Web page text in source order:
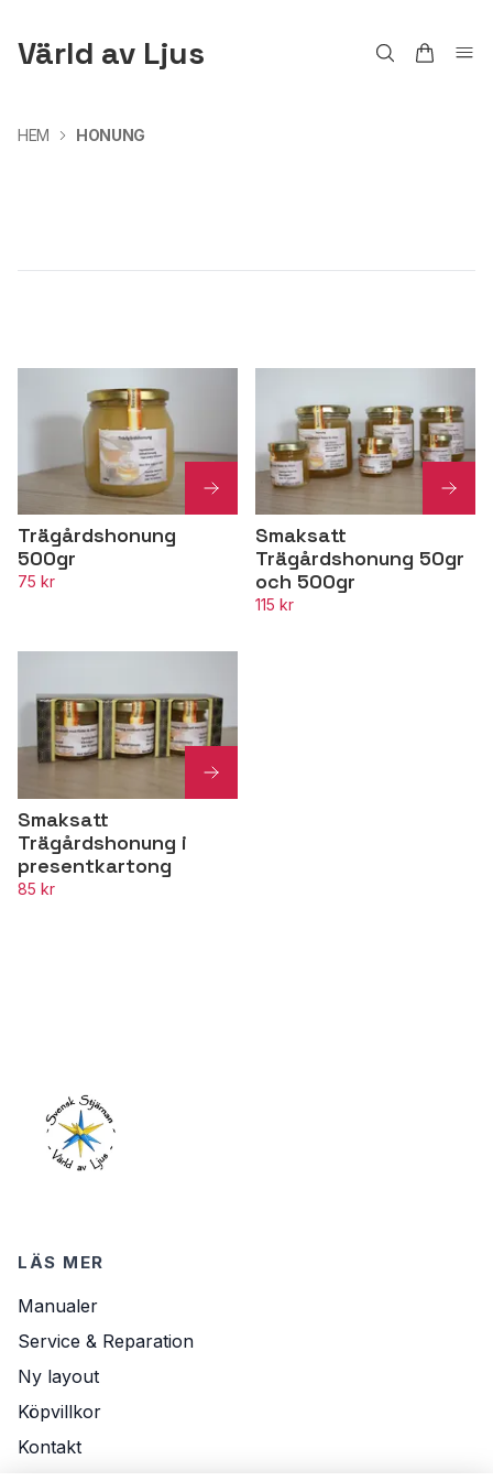
Värld av Ljus
HEM HONUNG
Trägårdshonung
500gr
75 kr
Smaksatt
Trägårdshonung 50gr
och 500gr
115 kr
Smaksatt
Trägårdshonung i
presentkartong
85 kr
LÄS MER
Manualer
Service & Reparation
Ny layout
Köpvillkor
Kontakt